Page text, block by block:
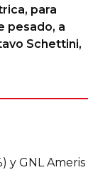
para
pesado, a
Schettini,
y GNL Ameris